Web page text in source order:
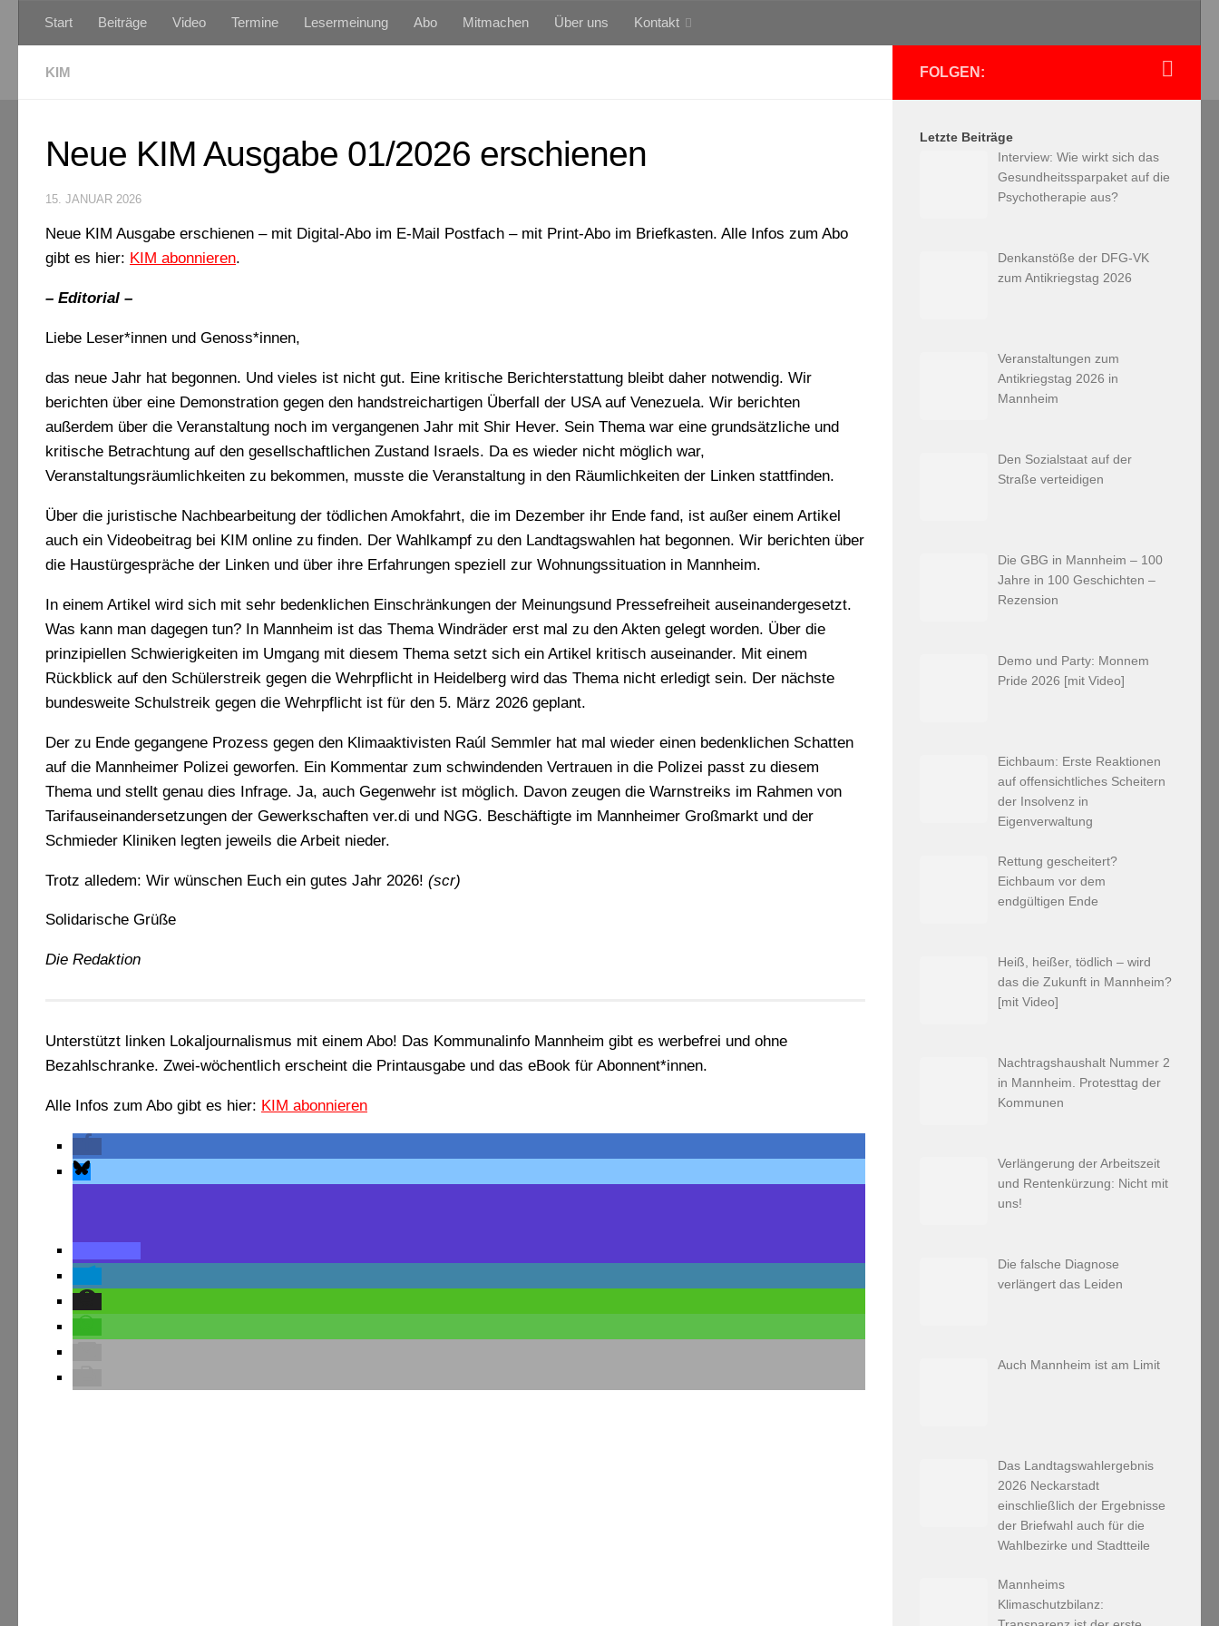
Zum Inhalt springen
Start Beiträge Video Termine Lesermeinung Abo Mitmachen Über uns Kontakt
KIM
Neue KIM Ausgabe 01/2026 erschienen
15. JANUAR 2026
Neue KIM Ausgabe erschienen – mit Digital-Abo im E-Mail Postfach – mit Print-Abo im Briefkasten. Alle Infos zum Abo
gibt es hier: KIM abonnieren.
– Editorial –
Liebe Leser*innen und Genoss*innen,
das neue Jahr hat begonnen. Und vieles ist nicht gut. Eine kritische Berichterstattung bleibt daher notwendig. Wir
berichten über eine Demonstration gegen den handstreichartigen Überfall der USA auf Venezuela. Wir berichten
außerdem über die Veranstaltung noch im vergangenen Jahr mit Shir Hever. Sein Thema war eine grundsätzliche und
kritische Betrachtung auf den gesellschaftlichen Zustand Israels. Da es wieder nicht möglich war,
Veranstaltungsräumlichkeiten zu bekommen, musste die Veranstaltung in den Räumlichkeiten der Linken stattfinden.
Über die juristische Nachbearbeitung der tödlichen Amokfahrt, die im Dezember ihr Ende fand, ist außer einem Artikel
auch ein Videobeitrag bei KIM online zu finden. Der Wahlkampf zu den Landtagswahlen hat begonnen. Wir berichten über
die Haustürgespräche der Linken und über ihre Erfahrungen speziell zur Wohnungssituation in Mannheim.
In einem Artikel wird sich mit sehr bedenklichen Einschränkungen der Meinungsund Pressefreiheit auseinandergesetzt.
Was kann man dagegen tun? In Mannheim ist das Thema Windräder erst mal zu den Akten gelegt worden. Über die
prinzipiellen Schwierigkeiten im Umgang mit diesem Thema setzt sich ein Artikel kritisch auseinander. Mit einem
Rückblick auf den Schülerstreik gegen die Wehrpflicht in Heidelberg wird das Thema nicht erledigt sein. Der nächste
bundesweite Schulstreik gegen die Wehrpflicht ist für den 5. März 2026 geplant.
Der zu Ende gegangene Prozess gegen den Klimaaktivisten Raúl Semmler hat mal wieder einen bedenklichen Schatten
auf die Mannheimer Polizei geworfen. Ein Kommentar zum schwindenden Vertrauen in die Polizei passt zu diesem
Thema und stellt genau dies Infrage. Ja, auch Gegenwehr ist möglich. Davon zeugen die Warnstreiks im Rahmen von
Tarifauseinandersetzungen der Gewerkschaften ver.di und NGG. Beschäftigte im Mannheimer Großmarkt und der
Schmieder Kliniken legten jeweils die Arbeit nieder.
Trotz alledem: Wir wünschen Euch ein gutes Jahr 2026! (scr)
Solidarische Grüße
Die Redaktion
Unterstützt linken Lokaljournalismus mit einem Abo! Das Kommunalinfo Mannheim gibt es werbefrei und ohne
Bezahlschranke. Zwei-wöchentlich erscheint die Printausgabe und das eBook für Abonnent*innen.
Alle Infos zum Abo gibt es hier: KIM abonnieren
FOLGEN:
Letzte Beiträge
Interview: Wie wirkt sich das
Gesundheitssparpaket auf die
Psychotherapie aus?
Denkanstöße der DFG-VK
zum Antikriegstag 2026
Veranstaltungen zum
Antikriegstag 2026 in
Mannheim
Den Sozialstaat auf der
Straße verteidigen
Die GBG in Mannheim – 100
Jahre in 100 Geschichten –
Rezension
Demo und Party: Monnem
Pride 2026 [mit Video]
Eichbaum: Erste Reaktionen
auf offensichtliches Scheitern
der Insolvenz in
Eigenverwaltung
Rettung gescheitert?
Eichbaum vor dem
endgültigen Ende
Heiß, heißer, tödlich – wird
das die Zukunft in Mannheim?
[mit Video]
Nachtragshaushalt Nummer 2
in Mannheim. Protesttag der
Kommunen
Verlängerung der Arbeitszeit
und Rentenkürzung: Nicht mit
uns!
Die falsche Diagnose
verlängert das Leiden
Auch Mannheim ist am Limit
Das Landtagswahlergebnis
2026 Neckarstadt
einschließlich der Ergebnisse
der Briefwahl auch für die
Wahlbezirke und Stadtteile
Mannheims
Klimaschutzbilanz: